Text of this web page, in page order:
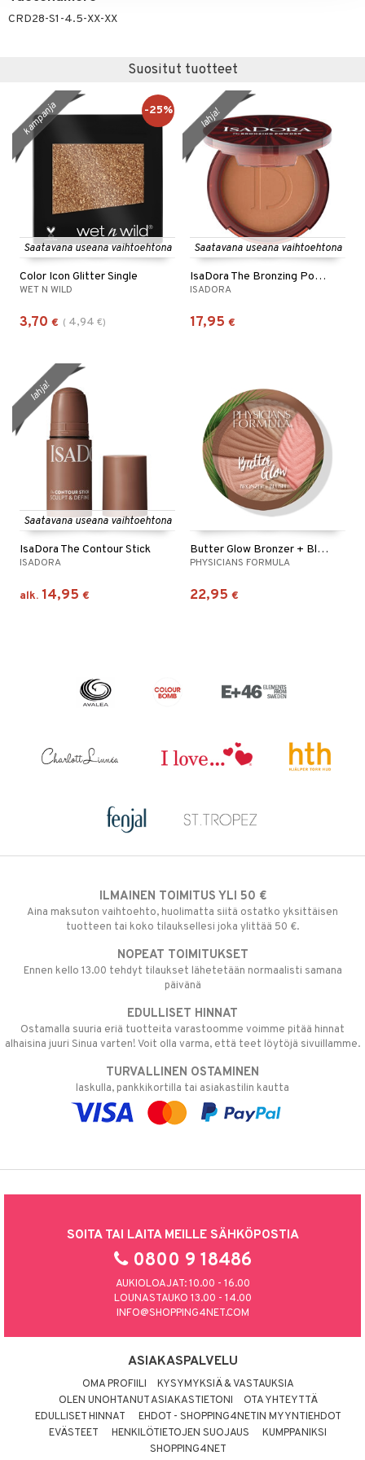
CRD28-S1-4.5-XX-XX
Suositut tuotteet
Saatavana useana vaihtoehtona
Color Icon Glitter Single
WET N WILD
3,70 € ( 4,94 €)
kampanja -25%
Saatavana useana vaihtoehtona
IsaDora The Bronzing Powder
ISADORA
17,95 €
lahja!
Saatavana useana vaihtoehtona
IsaDora The Contour Stick
ISADORA
alk. 14,95 €
lahja!
Butter Glow Bronzer + Blush
PHYSICIANS FORMULA
22,95 €
ILMAINEN TOIMITUS YLI 50 €
Aina maksuton vaihtoehto, huolimatta siitä ostatko yksittäisen
tuotteen tai koko tilauksellesi joka ylittää 50 €.
NOPEAT TOIMITUKSET
Ennen kello 13.00 tehdyt tilaukset lähetetään normaalisti samana
päivänä
EDULLISET HINNAT
Ostamalla suuria eriä tuotteita varastoomme voimme pitää hinnat
alhaisina juuri Sinua varten! Voit olla varma, että teet löytöjä sivuillamme.
TURVALLINEN OSTAMINEN
laskulla, pankkikortilla tai asiakastilin kautta
SOITA TAI LAITA MEILLE SÄHKÖPOSTIA
0800 9 18486
AUKIOLOAJAT: 10.00 - 16.00
LOUNASTAUKO 13.00 - 14.00
INFO@SHOPPING4NET.COM
ASIAKASPALVELU
OMA PROFIILI
KYSYMYKSIÄ & VASTAUKSIA
OLEN UNOHTANUT ASIAKASTIETONI
OTA YHTEYTTÄ
EDULLISET HINNAT
EHDOT - SHOPPING4NETIN MYYNTIEHDOT
EVÄSTEET
HENKILÖTIETOJEN SUOJAUS
KUMPPANIKSI
SHOPPING4NET